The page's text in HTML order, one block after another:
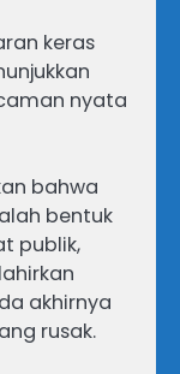
keras
nyata
bahwa
bentuk
publik,
akhirnya
rusak.